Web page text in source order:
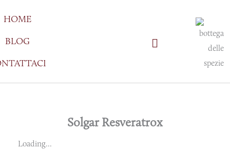
al
contenuto
HOME
BLOG
Solgar Resveratrox
Loading...